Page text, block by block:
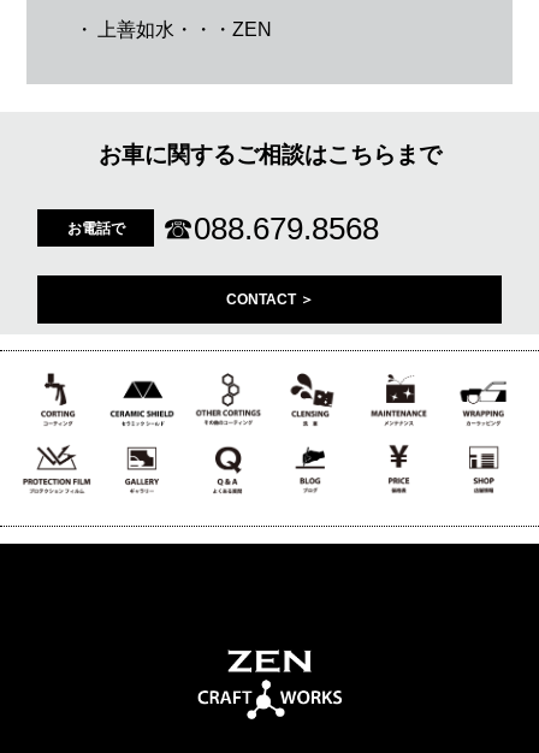
・ 上善如水・・・ZEN
お車に関するご相談はこちらまで
お電話で ☎088.679.8568
CONTACT ＞